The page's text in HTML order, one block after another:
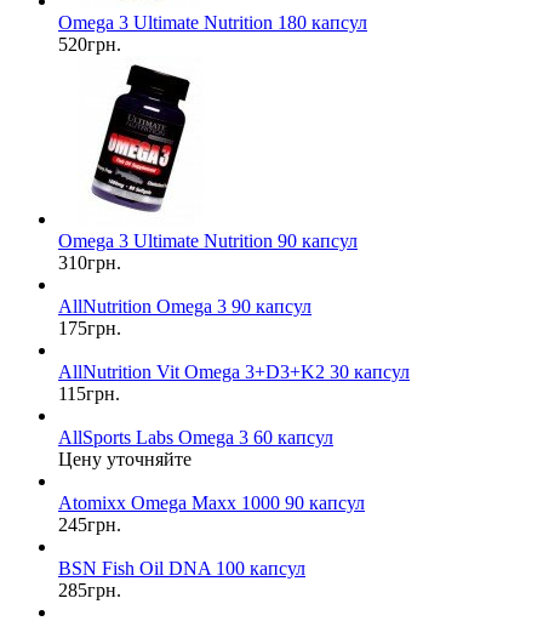
Omega 3 Ultimate Nutrition 180 капсул
520грн.
Omega 3 Ultimate Nutrition 90 капсул
310грн.
AllNutrition Omega 3 90 капсул
175грн.
AllNutrition Vit Omega 3+D3+K2 30 капсул
115грн.
AllSports Labs Omega 3 60 капсул
Цену уточняйте
Atomixx Omega Maxx 1000 90 капсул
245грн.
BSN Fish Oil DNA 100 капсул
285грн.